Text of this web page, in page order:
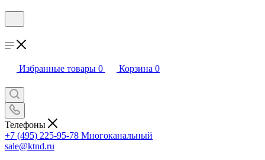
Избранные товары 0 Корзина 0
Телефоны
+7 (495) 225-95-78 Многоканальный
sale@ktnd.ru